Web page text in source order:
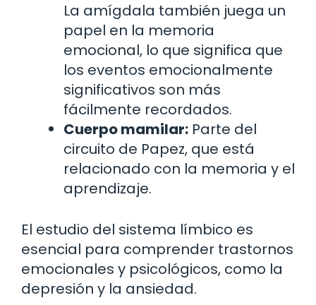
La amígdala también juega un
papel en la memoria
emocional, lo que significa que
los eventos emocionalmente
significativos son más
fácilmente recordados.
Cuerpo mamilar: Parte del
circuito de Papez, que está
relacionado con la memoria y el
aprendizaje.
El estudio del sistema límbico es
esencial para comprender trastornos
emocionales y psicológicos, como la
depresión y la ansiedad.